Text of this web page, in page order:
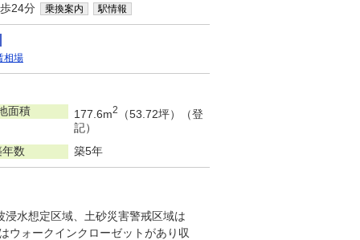
24分 乗換案内 駅情報
相場
面積 177.6m2
（53.72坪）（登
記）
年数
築5年
水想定区域、土砂災害警戒区域は
ウォークインクローゼットがあり収